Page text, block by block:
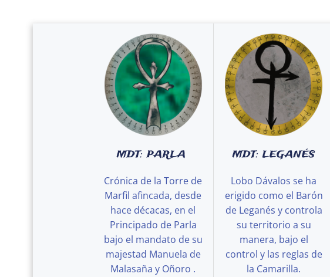
MDT: PARLA
Crónica de la Torre de
Marfil afincada, desde
hace décacas, en el
Principado de Parla
bajo el mandato de su
majestad Manuela de
Malasaña y Oñoro .
MDT: LEGANÉS
Lobo Dávalos se ha
erigido como el Barón
de Leganés y controla
su territorio a su
manera, bajo el
control y las reglas de
la Camarilla.